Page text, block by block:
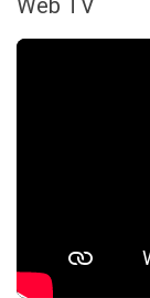
Web TV